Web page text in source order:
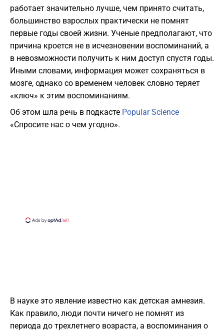
работает значительно лучше, чем принято считать,
большинство взрослых практически не помнят
первые годы своей жизни. Ученые предполагают, что
причина кроется не в исчезновении воспоминаний, а
в невозможности получить к ним доступ спустя годы.
Иными словами, информация может сохраняться в
мозге, однако со временем человек словно теряет
«ключ» к этим воспоминаниям.
Об этом шла речь в подкасте Popular Science
«Спросите нас о чем угодно».
В науке это явление известно как детская амнезия.
Как правило, люди почти ничего не помнят из
периода до трехлетнего возраста, а воспоминания о